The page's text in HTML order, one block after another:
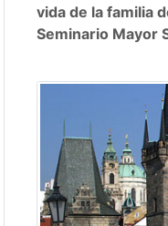
vida de la familia
Seminario Mayor